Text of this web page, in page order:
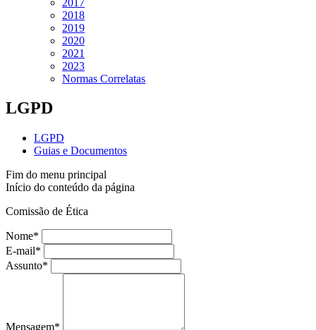
2018
2019
2020
2021
2023
Normas Correlatas
LGPD
LGPD
Guias e Documentos
Fim do menu principal
Início do conteúdo da página
Comissão de Ética
Nome*
E-mail*
Assunto*
Mensagem*